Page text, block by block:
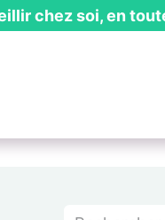
chez soi, en